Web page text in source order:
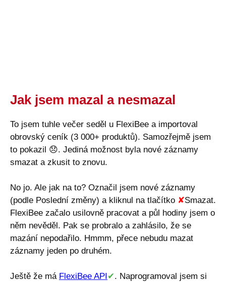
Jak jsem mazal a nesmazal
To jsem tuhle večer seděl u FlexiBee a importoval
obrovský ceník (3 000+ produktů). Samozřejmě jsem
to pokazil 😞. Jediná možnost byla nové záznamy
smazat a zkusit to znovu.
No jo. Ale jak na to? Označil jsem nové záznamy
(podle Poslední změny) a kliknul na tlačítko ✘Smazat.
FlexiBee začalo usilovně pracovat a půl hodiny jsem o
něm nevěděl. Pak se probralo a zahlásilo, že se
mazání nepodařilo. Hmmm, přece nebudu mazat
záznamy jeden po druhém.
Ještě že má FlexiBee API ✔. Naprogramoval jsem si